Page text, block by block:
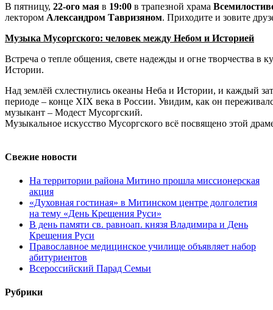
В пятницу, 22-ого мая в 19:00 в трапезной храма
лектором Александром Тавризяном. Приходите и зовите
Музыка Мусоргского: человек между Небом и Историей
Встреча о тепле общения, свете надежды и огне творчества в
Истории.
Над землёй схлестнулись океаны Неба и Истории, и каждый
периоде – конце XIX века в России. Увидим, как он
музыкант – Модест Мусоргский.
Музыкальное искусство Мусоргского всё посвящено этой
Свежие новости
На территории района Митино прошла миссионерская
акция
«Духовная гостиная» в Митинском центре долголетия
на тему «День Крещения Руси»
В день памяти св. равноап. князя Владимира и День
Крещения Руси
Православное медицинское училище объявляет набор
абитуриентов
Всероссийский Парад Семьи
Рубрики